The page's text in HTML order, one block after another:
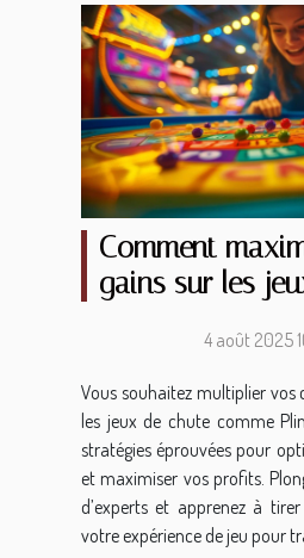
Comment
gains sur les
4 août 2025
Vous souhaitez multiplier vos
les jeux de chute comme
stratégies éprouvées pour
et maximiser vos profits.
d’experts et apprenez à
votre expérience de jeu pour